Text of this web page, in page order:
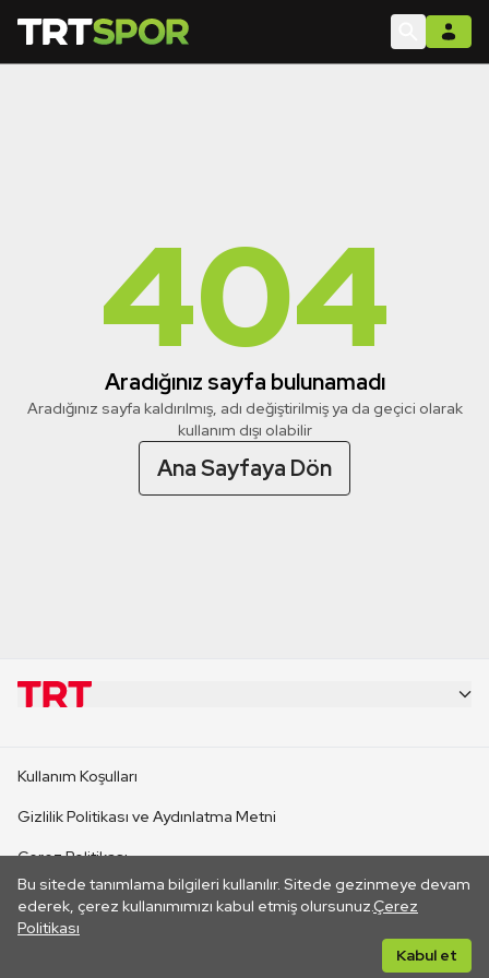
404
Aradığınız sayfa bulunamadı
Aradığınız sayfa kaldırılmış, adı değiştirilmiş ya da geçici olarak
kullanım dışı olabilir
Ana Sayfaya Dön
Bu sitede tanımlama bilgileri kullanılır. Sitede gezinmeye devam
ederek, çerez kullanımımızı kabul etmiş olursunuz.Çerez
Politikası
Kabul et
CANLI YAYINLAR
Kullanım Koşulları
Gizlilik Politikası ve Aydınlatma Metni
Çerez Politikası
İletişim
Her hakkı saklıdır. ©2026 TRT. Bağlantı yoluyla gidilen dış